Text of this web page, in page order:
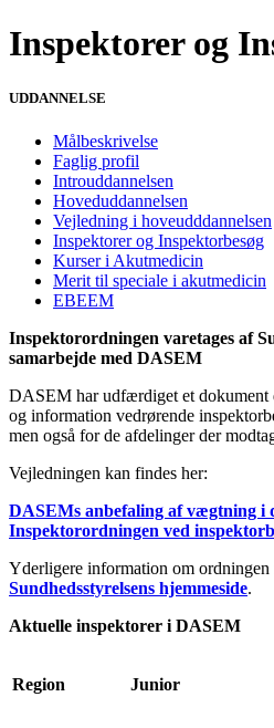
Inspektorer og
UDDANNELSE
Målbeskrivelse
Faglig profil
Introuddannelsen
Hoveduddannelsen
Vejledning i hoveudddannelsen
Inspektorer og Inspektorbesøg
Kurser i Akutmedicin
Merit til speciale i akutmedicin
EBEEM
Inspektorordningen varetages af
samarbejde med DASEM
DASEM har udfærdiget et dokument
og information vedrørende
men også for de afdelinger der
Vejledningen kan findes her:
DASEMs anbefaling af vægtning i
Inspektorordningen ved
Yderligere information om ordningen
Sundhedsstyrelsens hjemmeside.
Aktuelle inspektorer i DASEM
Region Junior